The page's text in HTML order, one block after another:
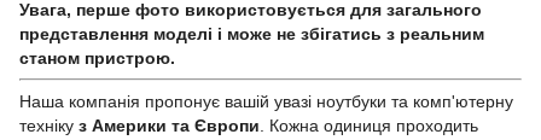
Увага, перше фото використовується для загального
представлення моделі і може не збігатись з реальним
станом приcтрою.
Наша компанія пропонує вашій увазі ноутбуки та комп'ютерну
техніку з Америки та Європи . Кожна одиниця проходить